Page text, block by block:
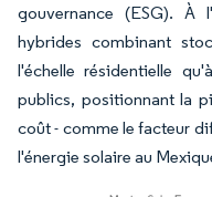
gouvernance (ESG). À
hybrides combinant
l'échelle résidentielle
publics, positionnant la
coût - comme le facteur
l'énergie solaire au